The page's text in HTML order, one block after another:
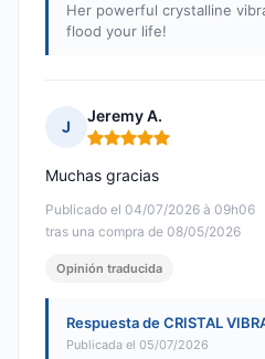
Her powerful crystalline
flood your life!
J
Jeremy A.
Nota: 5 de 5
Publicado el 04/07/2026 à 09h06
tras una compra de 08/05/2026
Muchas gracias
Opinión traducida
Respuesta de CRISTAL
Publicada el 05/07/2026